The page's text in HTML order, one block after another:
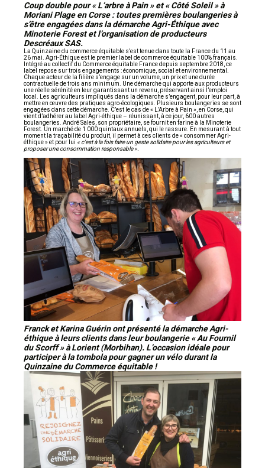
Coup double pour « L’arbre à Pain » et « Côté Soleil » à
Moriani Plage en Corse : toutes premières boulangeries à
s’être engagées dans la démarche Agri-Éthique avec
Minoterie Forest et l’organisation de producteurs
Descréaux SAS.
La Quinzaine du commerce équitable s’est tenue dans toute la France du 11 au
26 mai. Agri-Éthique est le premier label de commerce équitable 100% français.
Intégré au collectif du Commerce équitable France depuis septembre 2018, ce
label repose sur trois engagements : économique, social et environnemental.
Chaque acteur de la filière s’engage sur un volume, un prix et une durée
contractuelle de trois ans minimum. Une démarche qui apporte aux producteurs
une réelle sérénité en leur garantissant un revenu, préservant ainsi l’emploi
local. Les agriculteurs impliqués dans la démarche s’engagent, pour leur part, à
mettre en œuvre des pratiques agro-écologiques. Plusieurs boulangeries se sont
engagées dans cette démarche. C’est le cas de « L’Arbre à Pain », en Corse, qui
vient d’adhérer au label Agri-éthique – réunissant, à ce jour, 600 autres
boulangeries. André Sales, son propriétaire, se fournit en farine à la Minoterie
Forest. Un marché de 1 000 quintaux annuels, qui le rassure. En mesurant à tout
moment la traçabilité du produit, il permet à ces clients de « consommer Agri-
éthique » et pour lui « c’est à la fois faire un geste solidaire pour les agriculteurs et
proposer une consommation responsable ».
Franck et Karina Guérin ont présenté la démarche Agri-
éthique à leurs clients dans leur boulangerie « Au Fournil
du Scorff » à Lorient (Morbihan). L’occasion idéale pour
participer à la tombola pour gagner un vélo durant la
Quinzaine du Commerce équitable !